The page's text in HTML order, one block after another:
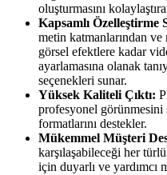
oluşturmasını
Kapsamlı Özelleştirme
metin katmanlarından
görsel efektlere kadar
ayarlamasına olanak
seçenekleri sunar.
Yüksek Kaliteli Çıktı:
profesyonel
formatlarını destekler.
Mükemmel Müşteri
karşılaşabileceği her
için duyarlı ve yardımcı